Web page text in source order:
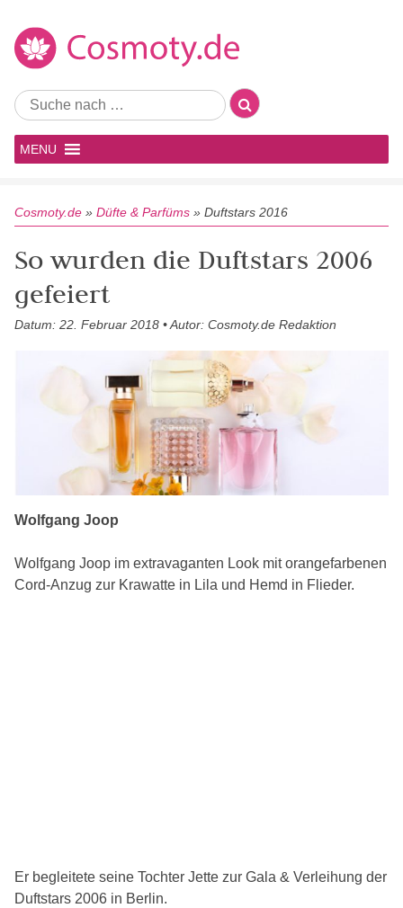
MENU
Cosmoty.de » Düfte & Parfüms » Duftstars 2016
So wurden die Duftstars 2006
gefeiert
Datum: 22. Februar 2018 • Autor: Cosmoty.de Redaktion
Wolfgang Joop
Wolfgang Joop im extravaganten Look mit orangefarbenen
Cord-Anzug zur Krawatte in Lila und Hemd in Flieder.
Er begleitete seine Tochter Jette zur Gala & Verleihung der
Duftstars 2006 in Berlin.